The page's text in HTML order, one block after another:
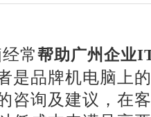
常帮助广州企业
是品牌机电脑上
咨询及建议，在